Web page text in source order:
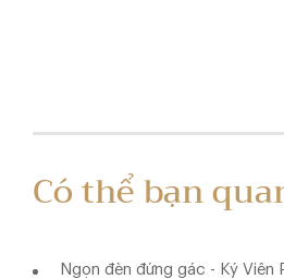
Có thể bạn
Ngọn đèn đứng gác - Ký Viên